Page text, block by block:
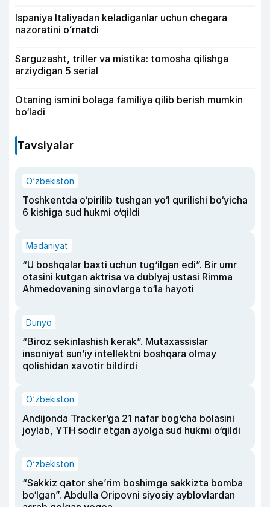
Ispaniya Italiyadan keladiganlar uchun chegara
nazoratini oʻrnatdi
Sarguzasht, triller va mistika: tomosha qilishga
arziydigan 5 serial
Otaning ismini bolaga familiya qilib berish mumkin
bo‘ladi
Tavsiyalar
O‘zbekiston
Toshkentda o‘pirilib tushgan yo‘l qurilishi bo‘yicha
6 kishiga sud hukmi o‘qildi
Madaniyat
“U boshqalar baxti uchun tug‘ilgan edi”. Bir umr
otasini kutgan aktrisa va dublyaj ustasi Rimma
Ahmedovaning sinovlarga to‘la hayoti
Dunyo
“Biroz sekinlashish kerak”. Mutaxassislar
insoniyat sun’iy intellektni boshqara olmay
qolishidan xavotir bildirdi
O‘zbekiston
Andijonda Tracker’ga 21 nafar bog‘cha bolasini
joylab, YTH sodir etgan ayolga sud hukmi o‘qildi
O‘zbekiston
“Sakkiz qator she’rim boshimga sakkizta bomba
bo‘lgan”. Abdulla Oripovni siyosiy ayblovlardan